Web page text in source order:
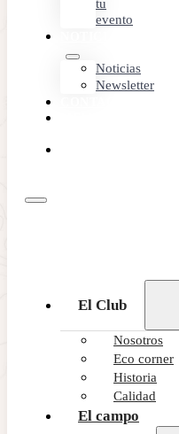
tu
evento
Noticias
Newsletter
El Club
Nosotros
Eco corner
Historia
Calidad
El campo